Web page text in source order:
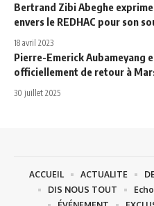
Bertrand Zibi Abeghe
envers le REDHAC pour son
18 avril 2023
Pierre-Emerick Aubameyang
officiellement de retour à
30 juillet 2025
ACCUEIL ACTUALITE
DIS NOUS TOUT